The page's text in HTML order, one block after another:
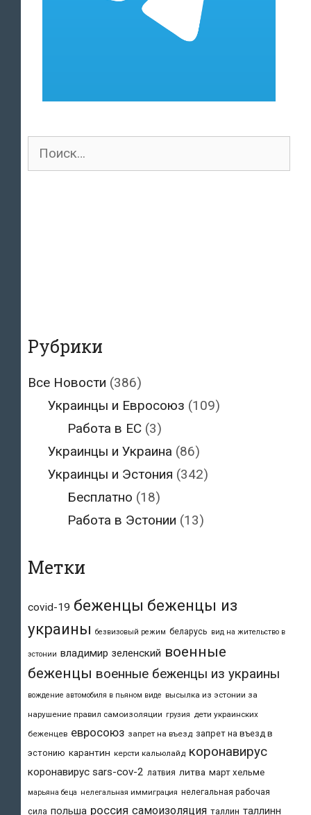
Поиск
Рубрики
Все Новости (386)
Украинцы и Евросоюз (109)
Работа в ЕС (3)
Украинцы и Украина (86)
Украинцы и Эстония (342)
Бесплатно (18)
Работа в Эстонии (13)
Метки
covid-19 беженцы беженцы из
украины безвизовый режим беларусь вид на жительство в
эстонии владимир зеленский военные
беженцы военные беженцы из украины
вождение автомобиля в пьяном виде высылка из эстонии за
нарушение правил самоизоляции грузия дети украинских
беженцев евросоюз запрет на въезд запрет на въезд в
эстонию карантин керсти кальюлайд коронавирус
коронавирус sars-cov-2 латвия литва март хельме
марьяна беца нелегальная иммиграция нелегальная рабочая
сила польша россия самоизоляция таллин таллинн